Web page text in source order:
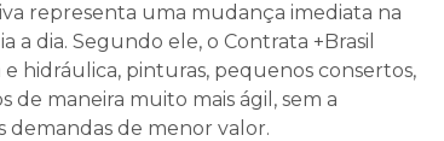
representa uma mudança imediata na
dia. Segundo ele, o Contrata +Brasil
hidráulica, pinturas, pequenos consertos,
de maneira muito mais ágil, sem a
demandas de menor valor.